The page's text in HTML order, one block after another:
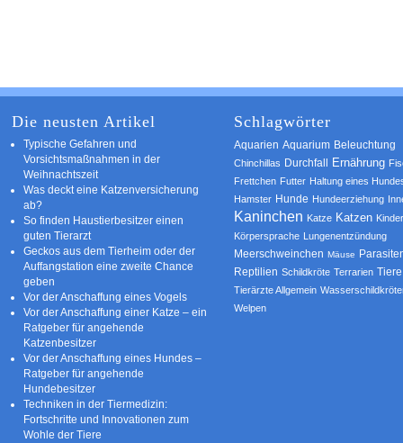
Die neusten Artikel
Typische Gefahren und
Vorsichtsmaßnahmen in der
Weihnachtszeit
Was deckt eine Katzenversicherung
ab?
So finden Haustierbesitzer einen
guten Tierarzt
Geckos aus dem Tierheim oder der
Auffangstation eine zweite Chance
geben
Vor der Anschaffung eines Vogels
Vor der Anschaffung einer Katze – ein
Ratgeber für angehende
Katzenbesitzer
Vor der Anschaffung eines Hundes –
Ratgeber für angehende
Hundebesitzer
Techniken in der Tiermedizin:
Fortschritte und Innovationen zum
Wohle der Tiere
Schlagwörter
Aquarien Aquarium Beleuchtung
Chinchillas Durchfall Ernährung
Frettchen Futter Haltung eines
Hamster Hunde Hundeerziehung
Kaninchen Katze Katzen
Körpersprache Lungenentzündung
Meerschweinchen Mäuse
Reptilien Schildkröte Terrarien Tiere
Tierärzte Allgemein
Welpen